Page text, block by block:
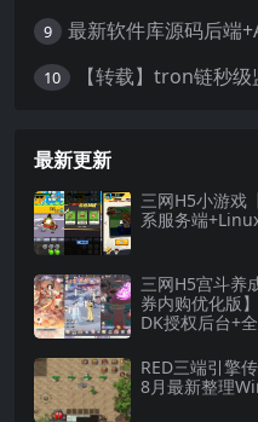
9 最新软件库源码后端
10
最新更新
三网H5小游戏
系服务端
三网H5宫斗养
券内购优化版
DK授权后台+
RED三端引擎
8月最新整理